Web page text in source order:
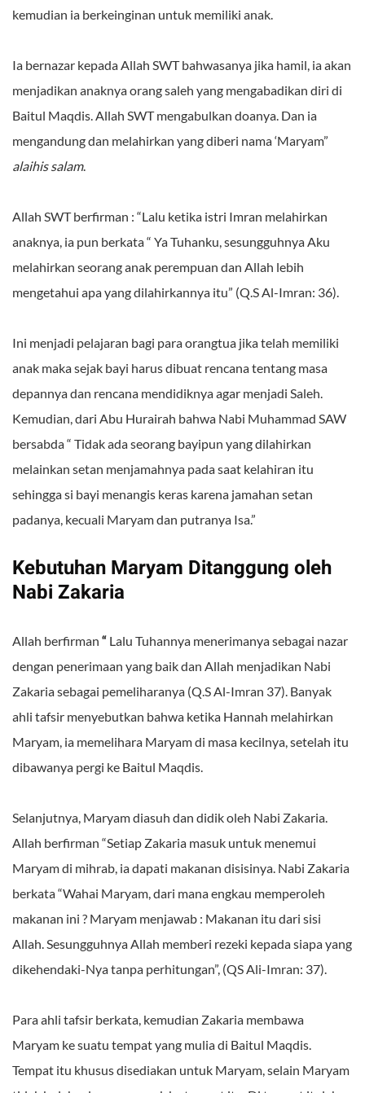
kemudian ia berkeinginan untuk memiliki anak.
Ia bernazar kepada Allah SWT bahwasanya jika hamil, ia akan
menjadikan anaknya orang saleh yang mengabadikan diri di
Baitul Maqdis. Allah SWT mengabulkan doanya. Dan ia
mengandung dan melahirkan yang diberi nama ‘Maryam”
alaihis salam.
Allah SWT berfirman : “Lalu ketika istri Imran melahirkan
anaknya, ia pun berkata “ Ya Tuhanku, sesungguhnya Aku
melahirkan seorang anak perempuan dan Allah lebih
mengetahui apa yang dilahirkannya itu” (Q.S Al-Imran: 36).
Ini menjadi pelajaran bagi para orangtua jika telah memiliki
anak maka sejak bayi harus dibuat rencana tentang masa
depannya dan rencana mendidiknya agar menjadi Saleh.
Kemudian, dari Abu Hurairah bahwa Nabi Muhammad SAW
bersabda “ Tidak ada seorang bayipun yang dilahirkan
melainkan setan menjamahnya pada saat kelahiran itu
sehingga si bayi menangis keras karena jamahan setan
padanya, kecuali Maryam dan putranya Isa.”
Kebutuhan Maryam Ditanggung oleh
Nabi Zakaria
Allah berfirman “ Lalu Tuhannya menerimanya sebagai nazar
dengan penerimaan yang baik dan Allah menjadikan Nabi
Zakaria sebagai pemeliharanya (Q.S Al-Imran 37). Banyak
ahli tafsir menyebutkan bahwa ketika Hannah melahirkan
Maryam, ia memelihara Maryam di masa kecilnya, setelah itu
dibawanya pergi ke Baitul Maqdis.
Selanjutnya, Maryam diasuh dan didik oleh Nabi Zakaria.
Allah berfirman “Setiap Zakaria masuk untuk menemui
Maryam di mihrab, ia dapati makanan disisinya. Nabi Zakaria
berkata “Wahai Maryam, dari mana engkau memperoleh
makanan ini ? Maryam menjawab : Makanan itu dari sisi
Allah. Sesungguhnya Allah memberi rezeki kepada siapa yang
dikehendaki-Nya tanpa perhitungan”, (QS Ali-Imran: 37).
Para ahli tafsir berkata, kemudian Zakaria membawa
Maryam ke suatu tempat yang mulia di Baitul Maqdis.
Tempat itu khusus disediakan untuk Maryam, selain Maryam